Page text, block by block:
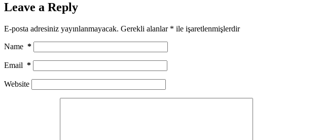
Leave a Reply
E-posta adresiniz yayınlanmayacak. Gerekli alanlar * ile işaretlenmişlerdir
Name *
Email *
Website